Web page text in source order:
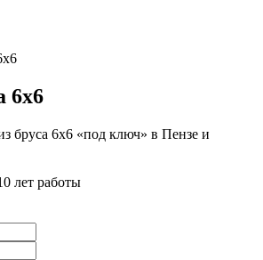
6x6
бруса 6х6 «под ключ» в Пензе и
лет работы